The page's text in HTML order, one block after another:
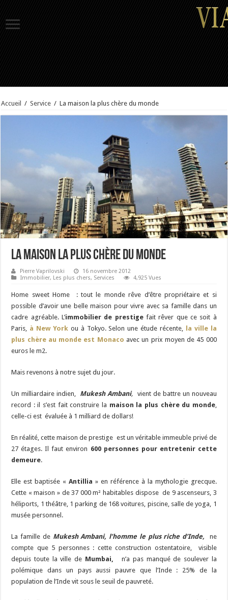
Accueil / Service / La maison la plus chère du monde
La maison la plus chère du monde
Pierre Vaprilovski
16 novembre 2012
Immobilier, Les plus chers, Services 4,925 Vues
Home sweet Home : tout le monde rêve d’être propriétaire et si
possible d’avoir une belle maison pour vivre avec sa famille dans un
cadre agréable. L’immobilier de prestigefait rêver que ce soit à
Paris, à New York ou à Tokyo. Selon une étude récente,
la ville la
plus chère au monde est Monaco avec un prix moyen de 45 000
euros le m2.
Mais revenons à notre sujet du jour.
Un milliardaire indien, Mukesh Ambani, vient de battre un nouveau
record : il s’est fait construire la maison la plus chère du monde,
celle-ci est évaluée à 1 milliard de dollars!
En réalité, cette maison de prestige est un véritable immeuble privé de
27 étages. Il faut environ 600 personnes pour entretenir cette
demeure.
Elle est baptisée «Antillia » en référence à la mythologie grecque.
Cette « maison » de 37 000 m² habitables dispose de 9 ascenseurs, 3
héliports, 1 théâtre, 1 parking de 168 voitures, piscine, salle de yoga, 1
musée personnel.
La famille de Mukesh Ambani, l’homme le plus riche d’Inde,
ne
compte que 5 personnes : cette construction ostentatoire, visible
depuis toute la ville de Mumbai,
n’a pas manqué de soulever la
polémique dans un pays aussi pauvre que l’Inde : 25% de la
population de l’Inde vit sous le seuil de pauvreté.